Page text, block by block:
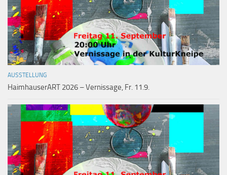
AUSSTELLUNG
HaimhauserART 2026 – Vernissage, Fr. 11.9.